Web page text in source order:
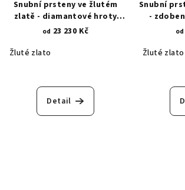
Snubní prsteny ve žlutém
zlatě - diamantové hroty
1240.1
od 23 230 Kč
Žluté zlato
Detail
Snubní
-
brusemod
Žluté zlato